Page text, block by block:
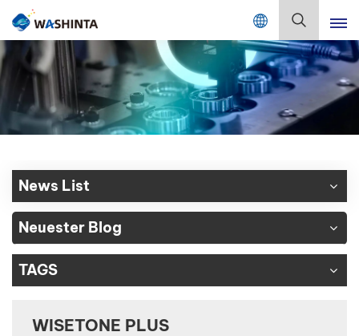
Mix Color Online
English
Français
Deutsch
Русский
Español
Português
News List
Neuester Blog
TAGS
WISETONE PLUS